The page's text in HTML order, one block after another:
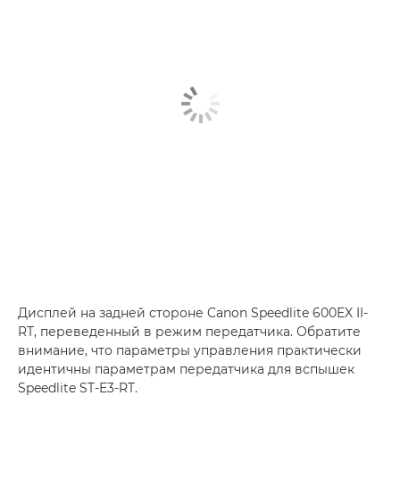
Дисплей на задней стороне Canon Speedlite 600EX II-
RT, переведенный в режим передатчика. Обратите
внимание, что параметры управления практически
идентичны параметрам передатчика для вспышек
Speedlite ST-E3-RT.